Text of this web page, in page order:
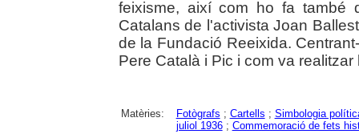
feixisme, així com ho fa també
Catalans de l'activista Joan
de la Fundació Reeixida.
Pere Català i Pic i com va
Matèries: Fotògrafs ; Cartells ; Simbologia
juliol 1936; Commemoració de fets